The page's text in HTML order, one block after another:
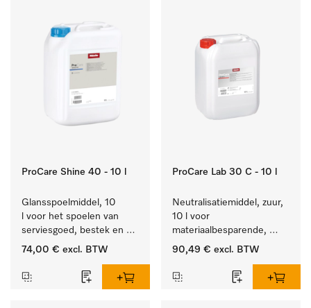
ProCare Shine 40 - 10 l
Glansspoelmiddel, 10
l voor het spoelen van
serviesgoed, bestek en
ideaal voor glazen.
74,00 € excl. BTW
ProCare Lab 30 C - 10 l
Neutralisatiemiddel, zuur,
10 l voor
materiaalbesparende,
machinale reiniging van
gerei.
90,49 € excl. BTW